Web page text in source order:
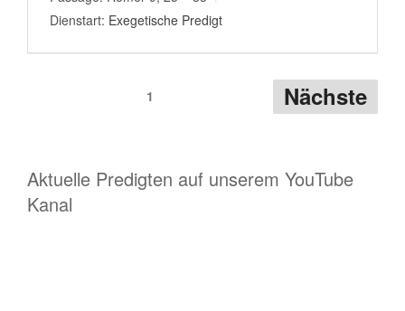
Dienstart: Exegetische Predigt
Seitennummerierung
1 Nächste
Aktuelle Predigten auf unserem YouTube
Kanal